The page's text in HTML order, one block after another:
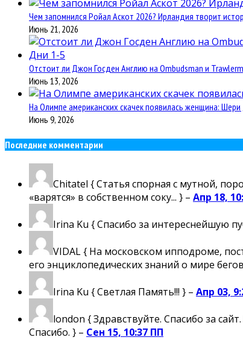
Чем запомнился Ройал Аскот 2026? Ирландия творит
Июнь 21, 2026
Отстоит ли Джон Госден Англию на Ombudsman и
Июнь 13, 2026
На Олимпе американских скачек появилась женщина:
Июнь 9, 2026
Последние комментарии
Chitatel { Статья спорная с мутной,
«варятся» в собственном соку... } – Апр 18,
Irina Ku { Спасибо за интереснейшую
VIDAL{ На московском ипподроме,
его энциклопедических знаний о мире
Irina Ku { Светлая Память!!! } – Апр 03,
london { Здравствуйте. Спасибо за
Спасибо. } – Сен 15, 10:37 ПП